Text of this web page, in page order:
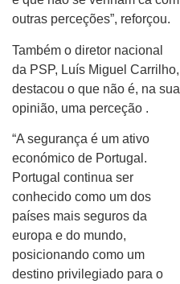
outras perceções”, reforçou.
Também o diretor nacional
da PSP, Luís Miguel Carrilho,
destacou o que não é, na sua
opinião, uma perceção .
“A segurança é um ativo
económico de Portugal.
Portugal continua ser
conhecido como um dos
países mais seguros da
europa e do mundo,
posicionando como um
destino privilegiado para o